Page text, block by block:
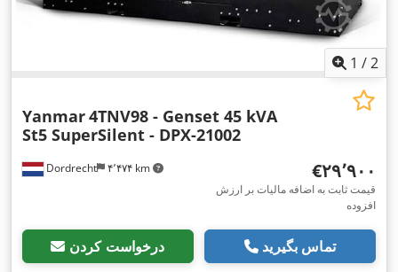
1 /2
Dordrecht ۴٬۴۷۴ km
Yanmar4TNV98 - Genset 45 kVA
St5 SuperSilent - DPX-21002
‎€۲۹٬۹۰۰
قیمت ثابت به اضافه مالیات بر ارزش
افزوده
درخواست کردن تماس بگیرید